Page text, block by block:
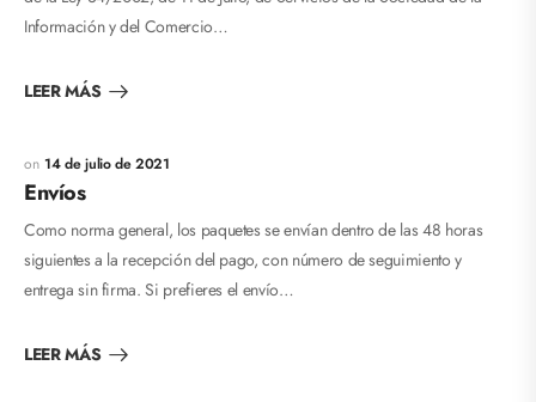
Información y del Comercio…
LEER MÁS
14 de julio de 2021
Envíos
Como norma general, los paquetes se envían dentro de las 48 horas
siguientes a la recepción del pago, con número de seguimiento y
entrega sin firma. Si prefieres el envío…
LEER MÁS